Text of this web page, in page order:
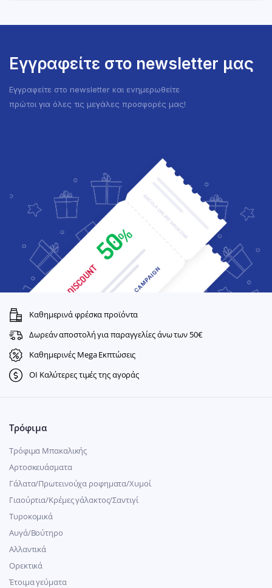
Εγγραφείτε στο newsletter μας
Εγγραφείτε στο newsletter και ενημερωθείτε
πρώτοι για όλες τις μεγάλες προσφορές μας!
Καθημερινά φρέσκα προϊόντα
Δωρεάν αποστολή για παραγγελίες άνω των 50€
Καθημερινές Mega Εκπτώσεις
ΟΙ Καλύτερες τιμές της αγοράς
Τρόφιμα
Τρόφιμα Μπακαλικής
Αρτοσκευάσματα
Γάλατα/Πρωτεινούχα ροφηματα/Χυμοί
Γιαούρτια/Κρέμες γάλακτος/Σαντιγί
Τυροκομικά
Αυγά/Βούτηρο
Αλλαντικά
Ορεκτικά
Έτοιμα γεύματα